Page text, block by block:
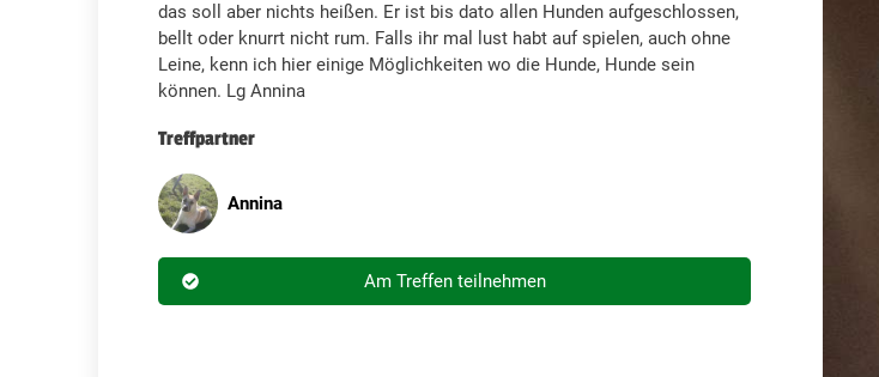
das soll aber nichts heißen. Er ist bis dato allen Hunden aufgeschlossen,
bellt oder knurrt nicht rum. Falls ihr mal lust habt auf spielen, auch ohne
Leine, kenn ich hier einige Möglichkeiten wo die Hunde, Hunde sein
können. Lg Annina
Treffpartner
Annina
Am Treffen teilnehmen